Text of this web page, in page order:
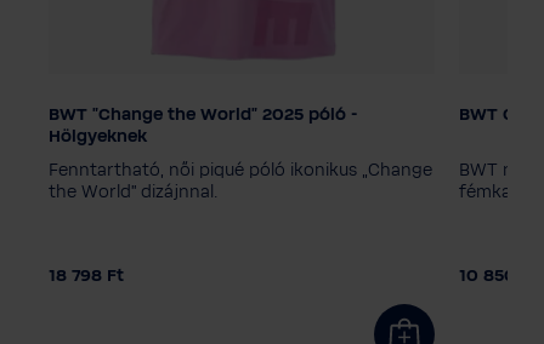
Színválaszték
Női méret
BWT "Change the World" 2025 póló -
Hölgyeknek
Fenntartható, női piqué póló ikonikus „Change
the World” dizájnnal.
18 798 Ft
BWT
BWT
10 850 Ft